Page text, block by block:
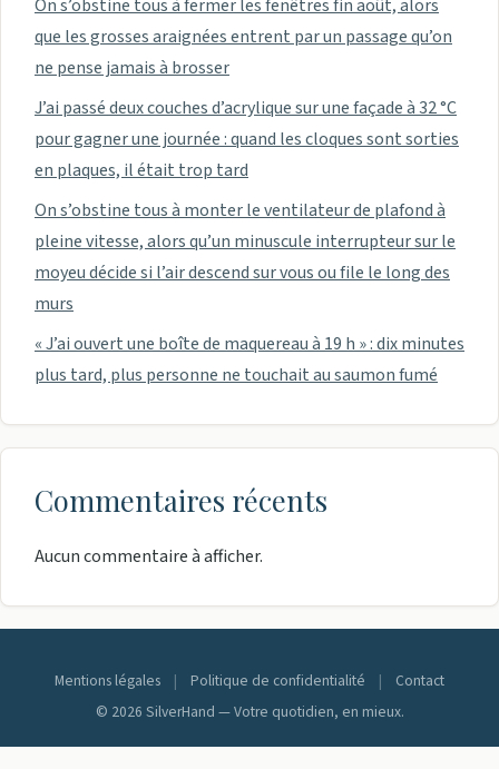
On s’obstine tous à fermer les fenêtres fin août, alors
que les grosses araignées entrent par un passage qu’on
ne pense jamais à brosser
J’ai passé deux couches d’acrylique sur une façade à 32 °C
pour gagner une journée : quand les cloques sont sorties
en plaques, il était trop tard
On s’obstine tous à monter le ventilateur de plafond à
pleine vitesse, alors qu’un minuscule interrupteur sur le
moyeu décide si l’air descend sur vous ou file le long des
murs
« J’ai ouvert une boîte de maquereau à 19 h » : dix minutes
plus tard, plus personne ne touchait au saumon fumé
Commentaires récents
Aucun commentaire à afficher.
Mentions légales | Politique de confidentialité |
Contact
© 2026 SilverHand — Votre quotidien, en mieux.